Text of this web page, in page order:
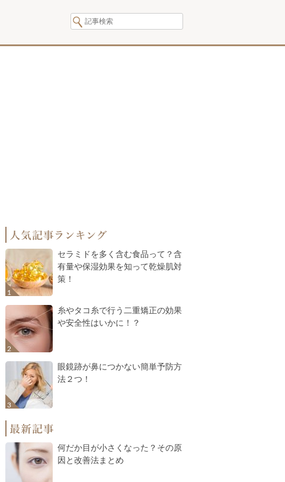
セラミドを多く含む食品って？含
有量や保湿効果を知って乾燥肌対
策！
糸やタコ糸で行う二重矯正の効果
や安全性はいかに！？
眼鏡跡が鼻につかない簡単予防方
法２つ！
何だか目が小さくなった？その原
因と改善法まとめ